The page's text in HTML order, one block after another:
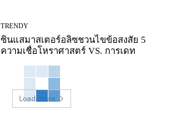
TRENDY
ซินแสมาสเตอร์อลิซชวนไขข้อสงสัย 5
ความเชื่อโหราศาสตร์ VS. การเดท
Load more